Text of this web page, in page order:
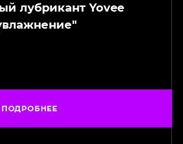
лубрикант Yovee
ПОДРОБНЕЕ